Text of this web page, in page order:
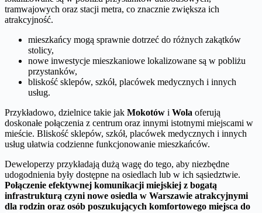
tramwajowych oraz stacji metra, co znacznie zwiększa ich
atrakcyjność.
mieszkańcy mogą sprawnie dotrzeć do różnych zakątków
stolicy,
nowe inwestycje mieszkaniowe lokalizowane są w pobliżu
przystanków,
bliskość sklepów, szkół, placówek medycznych i innych
usług.
Przykładowo, dzielnice takie jak Mokotów i Wola oferują
doskonałe połączenia z centrum oraz innymi istotnymi miejscami w
mieście. Bliskość sklepów, szkół, placówek medycznych i innych
usług ułatwia codzienne funkcjonowanie mieszkańców.
Deweloperzy przykładają dużą wagę do tego, aby niezbędne
udogodnienia były dostępne na osiedlach lub w ich sąsiedztwie.
Połączenie efektywnej komunikacji miejskiej z bogatą
infrastrukturą czyni nowe osiedla w Warszawie atrakcyjnymi
dla rodzin oraz osób poszukujących komfortowego miejsca do